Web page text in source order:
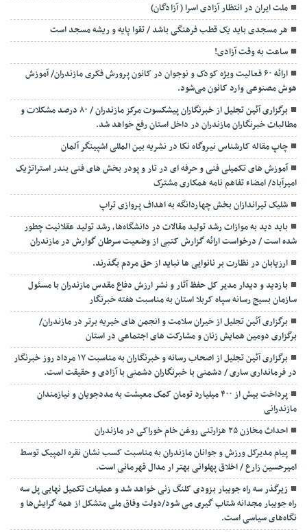
ملت ایران در انتظار آزادی اسرا ( آزادگان)
هر مسجدی باید یک قطب فرهنگی باشد / تقوا پایه و ریشه مسجد است
ساعت به وقت آزادی!
ارائه ۶۰ فعالیت ویژه کودک و نوجوان در کانون پرورش فکری مازندران/ آموزش
هوش مصنوعی وارد کانون می‌شود.
برگزاری آئین تجلیل از خبرنگاران پیشکسوت مرکز مازندران / ۸۰ درصد مشکلات و
مطالبات خبرنگاران مازندران در داخل استان رفع خواهد شد.
چاپ مقاله کارشناس نيروگاه نكا در نشریه بین المللی اشپینگر آلمان
آموزش های تکمیلی فنی و حرفه ای در تار و پودر بخش های فنی بندر استراتژیک
امیرآباد/ امضاء تفاهم نامه همکاری مشترک
شلیک تیراندازان بخش چهاردانگه به اهداف پروازی تراپ
باید دید به موازات رشد تولید مقالات در دانشگاه‌ها، رشد تولید عقلانیت چطور
شده است / درخواست ارائه گزارش کتبی از وضعیت سرطان گوارش در مازندران
ارزیابان در نظارت بر نانوایی ها نباید از حق مردم بگذرند.
بازدید و دیدار مدیر کل حفظ آثار و نشر ارزش دفاع مقدس مازندران با مسئول
سازمان بسیج رسانه سپاه کربلا استان به مناسبت هفته خبرنگار
برگزاری آئین تجلیل از خیران سلامت و انجمن های خیریه برتر در مازندران/
برگزاری دومین همایش زنان و مشارکت های اجتماعی در استان
برگزاری آئین تجلیل از اصحاب رسانه و خبرنگاران به مناسبت ۱۷ مرداد روز خبرنگار
در فرمانداری ساری / دشمنی با خبرنگاران دشمنی با آزادی و حقیقت است.
پرداخت بیش از ۴۰۰ میلیارد تومان کمک معیشت به مددجویان و نیازمندان
مازندرانی
احداث مخازن ۲۵ هزارتنی روغن خام خوراکی در مازندران
پیام مدیرکل ورزش و جوانان مازندران به مناسبت کسب نشان نقره المپیک توسط
امیرحسین زارع / اخلاق پهلوانی بهتر ار مدال قهرمانی است.
زیرگذر سه راه جویبار بزودی کلنگ زنی خواهد شد و عملیات تکمیل نهایی پل سه
راه جویبار مجدانه شتاب گیری می شود/دولت وفاق ملی متشکل از همه گرایش‌ها و
نگاه‌های سیاسی است.